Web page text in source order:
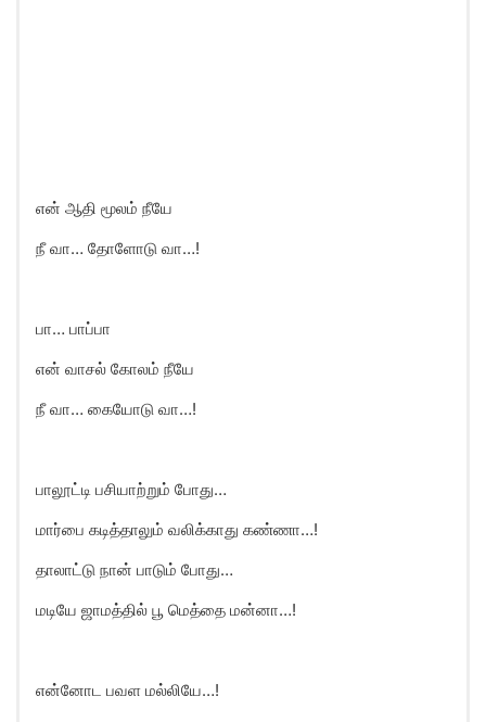
என் ஆதி மூலம் நீயே
நீ வா… தோளோடு வா…!
பா… பாப்பா
என் வாசல் கோலம் நீயே
நீ வா… கையோடு வா…!
பாலூட்டி பசியாற்றும் போது…
மார்பை கடித்தாலும் வலிக்காது கண்ணா…!
தாலாட்டு நான் பாடும் போது…
மடியே ஜாமத்தில் பூ மெத்தை மன்னா…!
என்னோட பவள மல்லியே…!